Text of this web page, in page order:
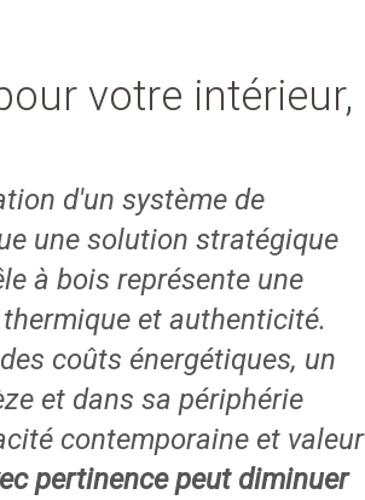
votre intérieur,
d'un système de
une solution stratégique
à bois représente une
et authenticité.
coûts énergétiques, un
et dans sa périphérie
contemporaine et valeur
pertinence peut diminuer